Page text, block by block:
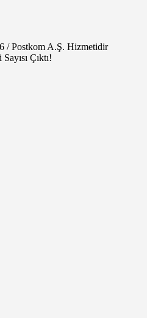
/ Postkom A.Ş. Hizmetidir
Çıktı!